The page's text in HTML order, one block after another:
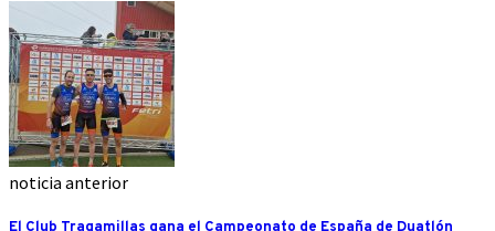
noticia anterior
El Club Tragamillas gana el Campeonato de España de Duatlón